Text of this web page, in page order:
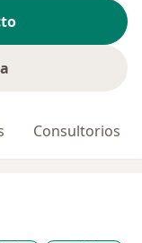
Consultorios